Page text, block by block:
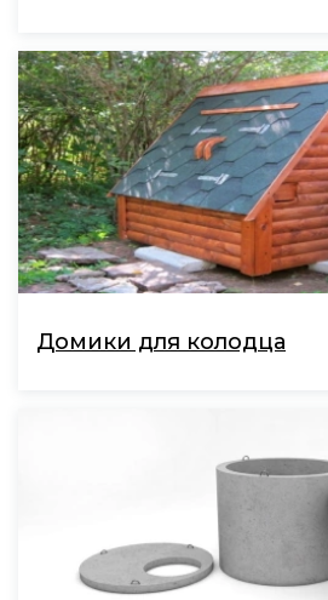
Домики для колодца